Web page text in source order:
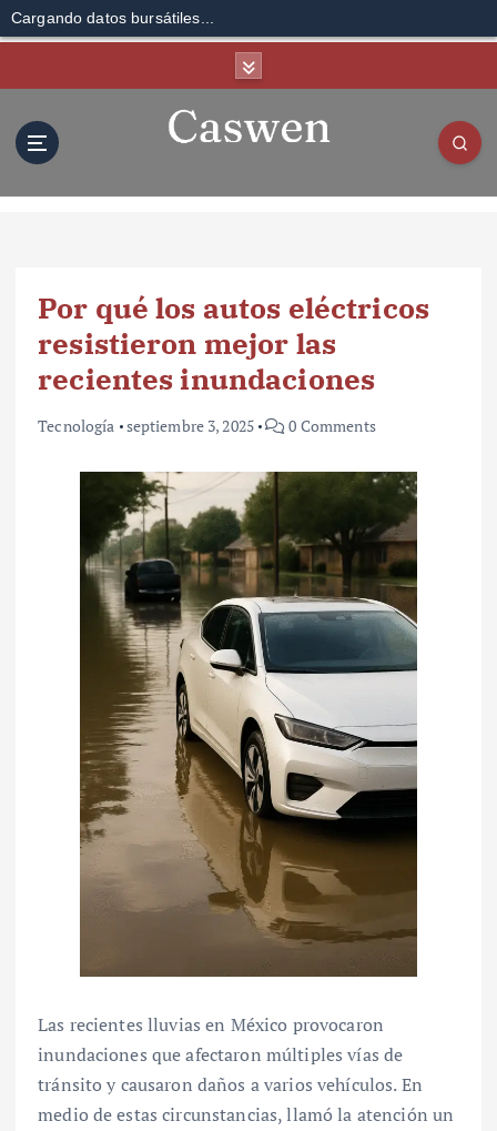
Cargando datos bursátiles...
Por qué los autos eléctricos
resistieron mejor las
recientes inundaciones
Tecnología septiembre 3, 2025 0 Comments
Las recientes lluvias en México provocaron
inundaciones que afectaron múltiples vías de
tránsito y causaron daños a varios vehículos. En
medio de estas circunstancias, llamó la atención un